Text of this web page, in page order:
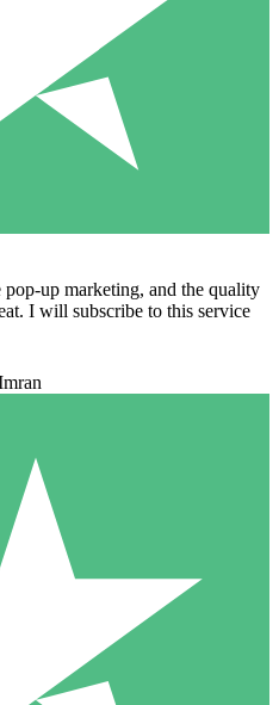
up marketing, and the quality
I will subscribe to this service